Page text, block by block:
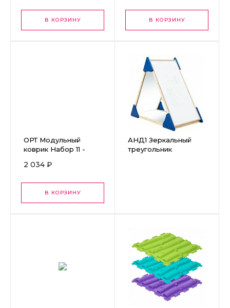
В КОРЗИНУ В КОРЗИНУ
ОРТ Модульный
коврик Набор 11 -
2 034 ₽
В КОРЗИНУ
АНД1 Зеркальный
треугольник